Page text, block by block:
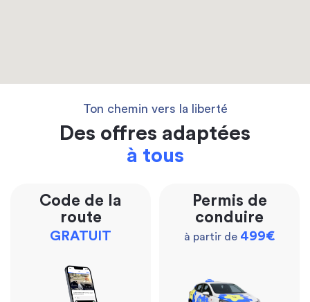
Ton chemin vers la liberté
Des offres adaptées
à tous
Code de la
route
GRATUIT
Permis de
conduire
à partir de 499€